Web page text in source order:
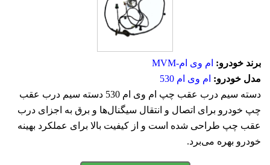
برند خودرو: ام وی ام-MVM
مدل خودرو: ام وی ام 530
دسته سیم درب عقب چپ ام وی ام 530 دسته سیم درب عقب
چپ خودرو برای اتصال و انتقال سیگنال‌ها و برق به اجزای درب
عقب چپ طراحی شده است و از کیفیت بالا برای عملکرد بهینه
خودرو بهره می‌برد.